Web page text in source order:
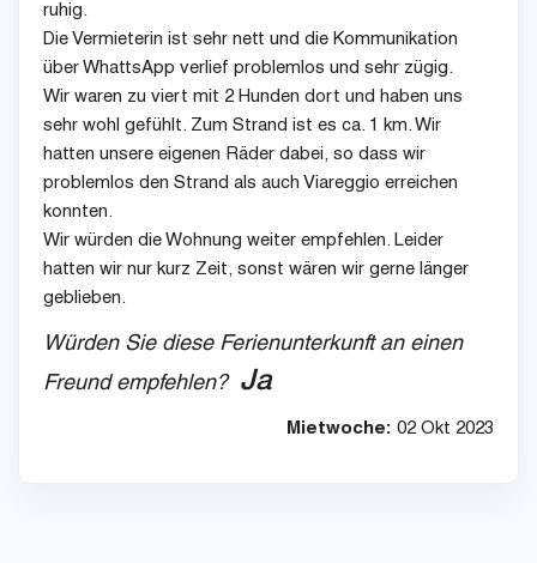
ruhig.
Die Vermieterin ist sehr nett und die Kommunikation
über WhattsApp verlief problemlos und sehr zügig.
Wir waren zu viert mit 2 Hunden dort und haben uns
sehr wohl gefühlt. Zum Strand ist es ca. 1 km. Wir
hatten unsere eigenen Räder dabei, so dass wir
problemlos den Strand als auch Viareggio erreichen
konnten.
Wir würden die Wohnung weiter empfehlen. Leider
hatten wir nur kurz Zeit, sonst wären wir gerne länger
geblieben.
Würden Sie diese Ferienunterkunft an einen
Freund empfehlen? Ja
Mietwoche: 02 Okt 2023